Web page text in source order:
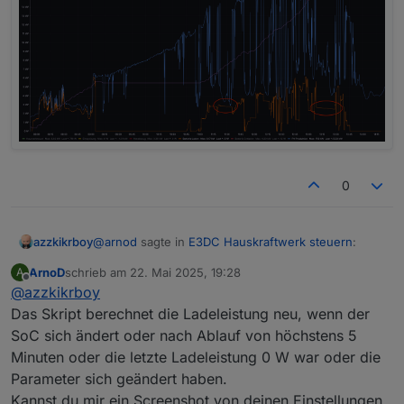
0
azzkikrboy@arnod sagte in E3DC Hauskraftwerk steuern:
steuern:
@arnod sagte inE3DC Hauskraftwerk
steuern
OK, das habe ich mir auch so vorgestellt und
geändert (Resultat siehe unten im Bild).
Aber dann habe ich trotzdem noch eine Frage:
Alles klar, bis zum Start Regelbeginn (jetzt 11 Uhr).
Dann ändert er schön den Ladestrom um nicht in
die Begrenzung zu kommen, soweit gut.
ABER, wenn die PV-Leistung sinkt (z.B. Wolken,
A
Offline
ArnoDschrieb am 22. Mai 2025, 19:28
zuletzt editiert von
@azzkikrboy
Das Skript berechnet die Ladeleistung neu, wenn der
SoC sich ändert oder nach Ablauf von höchstens 5
Minuten oder die letzte Ladeleistung 0 W war oder die
Parameter sich geändert haben.